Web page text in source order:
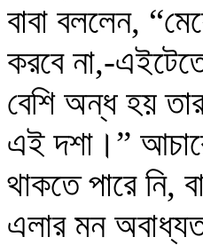
বাবা বললেন,
করবে না,-
বেশি অন্ধ হয়
এই দশা।”
থাকতে পারে নি,
এলার মন